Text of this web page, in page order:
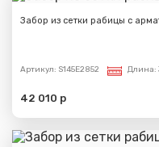
Забор из сетки рабицы с
Артикул: S145E2852 Длина:
42 010 р